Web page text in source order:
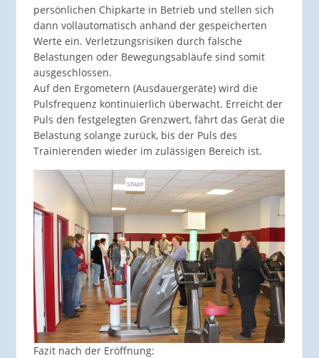
persönlichen Chipkarte in Betrieb und stellen sich
dann vollautomatisch anhand der gespeicherten
Werte ein. Verletzungsrisiken durch falsche
Belastungen oder Bewegungsabläufe sind somit
ausgeschlossen.
Auf den Ergometern (Ausdauergeräte) wird die
Pulsfrequenz kontinuierlich überwacht. Erreicht der
Puls den festgelegten Grenzwert, fährt das Gerät die
Belastung solange zurück, bis der Puls des
Trainierenden wieder im zulässigen Bereich ist.
Fazit nach der Eröffnung: